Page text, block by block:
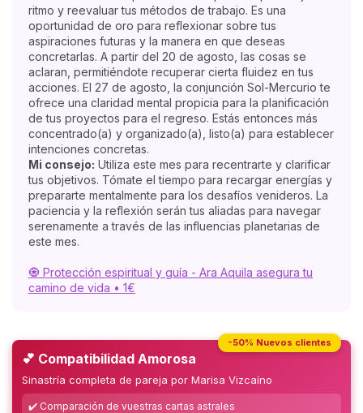
ritmo y reevaluar tus métodos de trabajo. Es una
oportunidad de oro para reflexionar sobre tus
aspiraciones futuras y la manera en que deseas
concretarlas. A partir del 20 de agosto, las cosas se
aclaran, permitiéndote recuperar cierta fluidez en tus
acciones. El 27 de agosto, la conjunción Sol-Mercurio te
ofrece una claridad mental propicia para la planificación
de tus proyectos para el regreso. Estás entonces más
concentrado(a) y organizado(a), listo(a) para establecer
intenciones concretas.
Mi consejo: Utiliza este mes para recentrarte y clarificar
tus objetivos. Tómate el tiempo para recargar energías y
prepararte mentalmente para los desafíos venideros. La
paciencia y la reflexión serán tus aliadas para navegar
serenamente a través de las influencias planetarias de
este mes.
🧿 Protección espiritual y guía - Ara Aquila asegura tu
camino de vida • 1€
-50% Nuevos clientes
💕 Compatibilidad Amorosa
Sinastría completa de pareja por Marisa Vizcaíno
✔️ Comparación de vuestras cartas astrales